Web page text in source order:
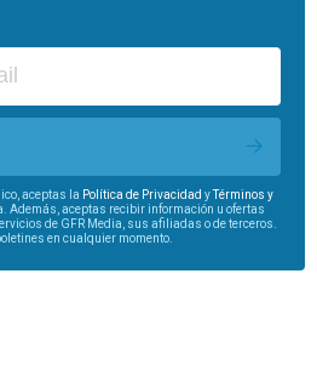
aceptas la Política de Privacidad yTérminos y
Además, aceptas recibir información u ofertas
de GFR Media, sus afiliadas o de terceros.
en cualquier momento.